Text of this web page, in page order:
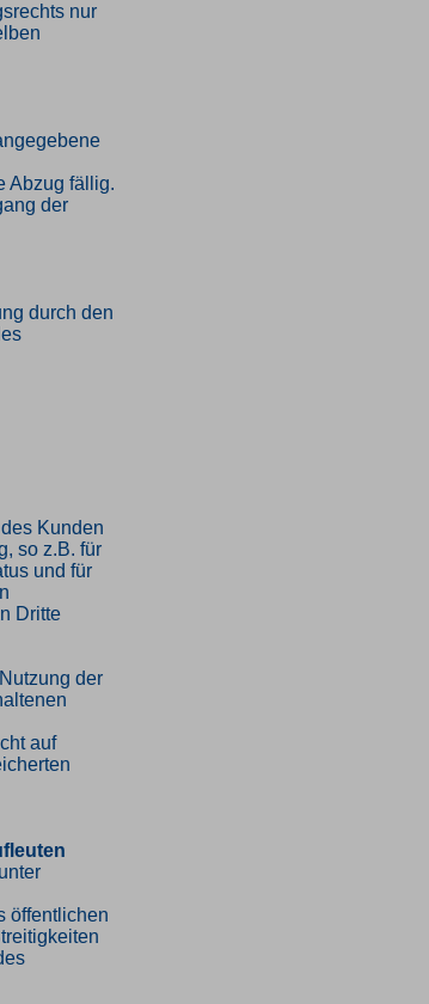
nur
Abzug fällig.
der
durch den
Kunden
so z.B. für
und für
Dritte
der
auf
öffentlichen